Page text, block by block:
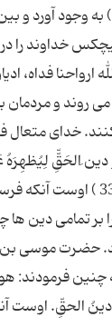
وجود آورد و
خداوند را
ارواحنا فداه،
روند و
خدای
ِالحَقِّّ لِیُظهِرَهُ
المُشرِکُون". (برائت/33 )
بر تمامی دین ها
حضرت موسی بن
فرمودند: هو
الحقِّ. اوست